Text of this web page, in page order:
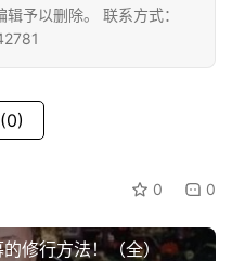
予以删除。 联系方式：
(0)
0 0
修行方法！（全）